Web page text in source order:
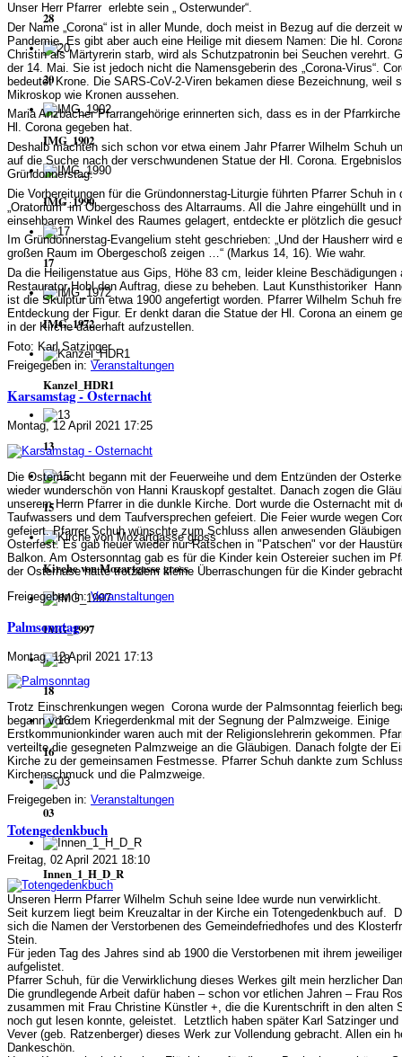
28
20
IMG_1902
IMG_1990
17
IMG_1972
Kanzel_HDR1
13
15
Kirche von Mozartgasse gross
IMG_1997
18
16
03
Innen_1_H_D_R
Unser Herr Pfarrer erlebte sein „ Osterwunder“.
Der Name „Corona“ ist in aller Munde, doch meist in Bezug auf die derzeit
Pandemie. Es gibt aber auch eine Heilige mit diesem Namen: Die hl.
Christin als Märtyrerin starb, wird als Schutzpatronin bei Seuchen verehrt.
der 14. Mai. Sie ist jedoch nicht die Namensgeberin des „Corona-Virus“.
bedeutet Krone. Die SARS-CoV-2-Viren bekamen diese Bezeichnung, weil
Mikroskop wie Kronen aussehen.
Maria Anzbacher Pfarrangehörige erinnerten sich, dass es in der
Hl. Corona gegeben hat.
Deshalb machten sich schon vor etwa einem Jahr Pfarrer Wilhelm Schuh
auf die Suche nach der verschwundenen Statue der Hl. Corona.
Gründonnerstag:
Die Vorbereitungen für die Gründonnerstag-Liturgie führten Pfarrer Schuh in
„Oratorium“ im Obergeschoss des Altarraums. All die Jahre eingehüllt und
einsehbarem Winkel des Raumes gelagert, entdeckte er plötzlich die
Im Gründonnerstag-Evangelium steht geschrieben: „Und der Hausherr wird
großen Raum im Obergeschoß zeigen …“ (Markus 14, 16). Wie wahr.
Da die Heiligenstatue aus Gips, Höhe 83 cm, leider kleine Beschädigungen
Restaurator Hobl den Auftrag, diese zu beheben. Laut Kunsthistoriker
ist die Skulptur um etwa 1900 angefertigt worden. Pfarrer Wilhelm Schuh
Entdeckung der Figur. Er denkt daran die Statue der Hl. Corona an einem
in der Kirche dauerhaft aufzustellen.
Foto: Karl Satzinger
Freigegeben in: Veranstaltungen
Karsamstag - Osternacht
Montag, 12 April 2021 17:25
Die Osternacht begann mit der Feuerweihe und dem Entzünden der
wieder wunderschön von Hanni Krauskopf gestaltet. Danach zogen die
unserem Herrn Pfarrer in die dunkle Kirche. Dort wurde die Osternacht mit
Taufwassers und dem Taufversprechen gefeiert. Die Feier wurde wegen
gefeiert. Pfarrer Schuh wünschte zum Schluss allen anwesenden
Osterfest. Es gab heuer wieder nur Ratschen in "Patschen" vor der
Balkon. Am Ostersonntag gab es für die Kinder kein Ostereier suchen im
der Osterhase hatte trotzdem kleine Überraschungen für die Kinder
Freigegeben in: Veranstaltungen
Palmsonntag
Montag, 12 April 2021 17:13
Trotz Einschrenkungen wegen Corona wurde der Palmsonntag feierlich
begann vor dem Kriegerdenkmal mit der Segnung der Palmzweige. Einige
Erstkommunionkinder waren auch mit der Religionslehrerin gekommen.
verteilte die gesegneten Palmzweige an die Gläubigen. Danach folgte der
Kirche zu der gemeinsamen Festmesse. Pfarrer Schuh dankte zum
Kirchenschmuck und die Palmzweige.
Freigegeben in: Veranstaltungen
Totengedenkbuch
Freitag, 02 April 2021 18:10
Unseren Herrn Pfarrer Wilhelm Schuh seine Idee wurde nun verwirklicht.
Seit kurzem liegt beim Kreuzaltar in der Kirche ein Totengedenkbuch auf.
sich die Namen der Verstorbenen des Gemeindefriedhofes und des
Stein.
Für jeden Tag des Jahres sind ab 1900 die Verstorbenen mit ihrem
aufgelistet.
Pfarrer Schuh, für die Verwirklichung dieses Werkes gilt mein herzlicher
Die grundlegende Arbeit dafür haben – schon vor etlichen Jahren – Frau
zusammen mit Frau Christine Künstler +, die die Kurentschrift in den alten
noch gut lesen konnte, geleistet. Letztlich haben später Karl Satzinger und
Vever (geb. Ratzenberger) dieses Werk zur Vollendung gebracht. Allen ein
Dankeschön.